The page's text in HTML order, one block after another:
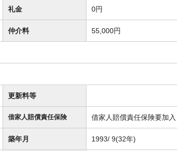
礼金 0円
仲介料 55,000円
更新料等
借家人賠償責任保険 借家人賠償責任保険要加入
築年月 1993/ 9(32年)